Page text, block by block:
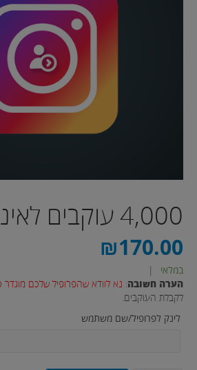
4,000 עוקבים לאינסטגרם
₪170.00
במלאי
הערה חשובה: נא לוודא שהפרופיל שלכם מוגדר
לקבלת העוקבים.
לינק לפרופיל/שם משתמש